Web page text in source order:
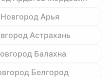
Арья
Астрахань
Балахна
Белгород